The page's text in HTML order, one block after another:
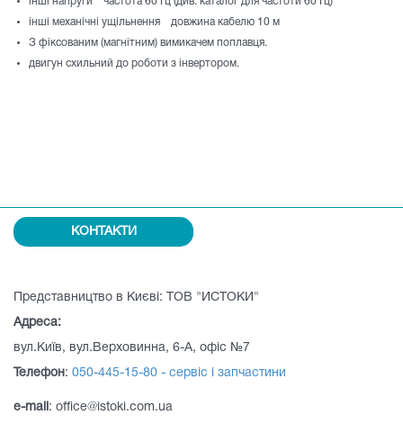
інші механічні ущільнення довжина кабелю 10 м
З фіксованим (магнітним) вимикачем поплавця.
двигун схильний до роботи з інвертором.
КОНТАКТИ
Представництво в Києві: ТОВ "ИСТОКИ"
Адреса:
вул.Київ, вул.Верховинна, 6-А, офіс №7
Телефон: 050-445-15-80 - сервіс і запчастини
e-mail : office@istoki.com.ua